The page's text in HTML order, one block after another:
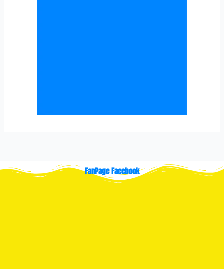
FanPage Facebook